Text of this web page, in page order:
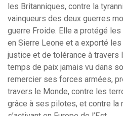
les Britanniques, contre la
vainqueurs des deux guerres
guerre Froide. Elle a protégé
en Sierre Leone et a exporté
justice et de tolérance à travers
temps de paix jamais vu dans
remercier ses forces armées,
travers le Monde, contre les
grâce à ses pilotes, et contre la